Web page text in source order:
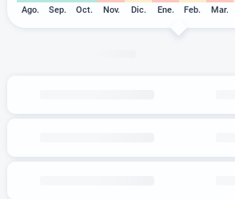
Ago. Sep. Oct. Nov. Dic. Ene. Feb. Mar.